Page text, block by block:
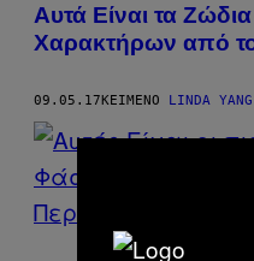
Αυτά Είναι τα
Χαρακτήρων από
09.05.17ΚΕΊΜΕΝΟ LINDA YANG